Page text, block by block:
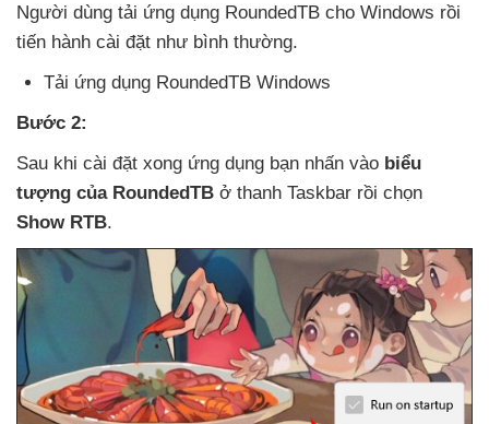
Người dùng tải ứng dụng RoundedTB cho Windows rồi
tiến hành cài đặt như bình thường.
Tải ứng dụng RoundedTB Windows
Bước 2:
Sau khi cài đặt xong ứng dụng bạn nhấn vào biểu
tượng của RoundedTB ở thanh Taskbar rồi chọn
Show RTB.